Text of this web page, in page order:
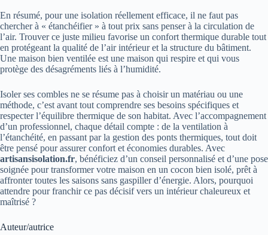
En résumé, pour une isolation réellement efficace, il ne faut pas
chercher à « étanchéifier » à tout prix sans penser à la circulation de
l’air. Trouver ce juste milieu favorise un confort thermique durable tout
en protégeant la qualité de l’air intérieur et la structure du bâtiment.
Une maison bien ventilée est une maison qui respire et qui vous
protège des désagréments liés à l’humidité.
Isoler ses combles ne se résume pas à choisir un matériau ou une
méthode, c’est avant tout comprendre ses besoins spécifiques et
respecter l’équilibre thermique de son habitat. Avec l’accompagnement
d’un professionnel, chaque détail compte : de la ventilation à
l’étanchéité, en passant par la gestion des ponts thermiques, tout doit
être pensé pour assurer confort et économies durables. Avec
artisansisolation.fr, bénéficiez d’un conseil personnalisé et d’une pose
soignée pour transformer votre maison en un cocon bien isolé, prêt à
affronter toutes les saisons sans gaspiller d’énergie. Alors, pourquoi
attendre pour franchir ce pas décisif vers un intérieur chaleureux et
maîtrisé ?
Auteur/autrice